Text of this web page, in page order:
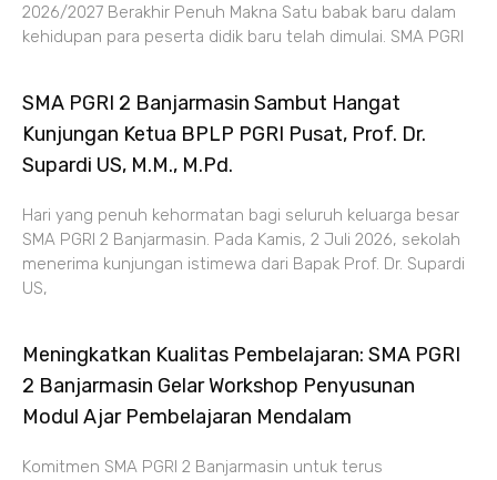
2026/2027 Berakhir Penuh Makna Satu babak baru dalam
kehidupan para peserta didik baru telah dimulai. SMA PGRI
SMA PGRI 2 Banjarmasin Sambut Hangat
Kunjungan Ketua BPLP PGRI Pusat, Prof. Dr.
Supardi US, M.M., M.Pd.
Hari yang penuh kehormatan bagi seluruh keluarga besar
SMA PGRI 2 Banjarmasin. Pada Kamis, 2 Juli 2026, sekolah
menerima kunjungan istimewa dari Bapak Prof. Dr. Supardi
US,
Meningkatkan Kualitas Pembelajaran: SMA PGRI
2 Banjarmasin Gelar Workshop Penyusunan
Modul Ajar Pembelajaran Mendalam
Komitmen SMA PGRI 2 Banjarmasin untuk terus